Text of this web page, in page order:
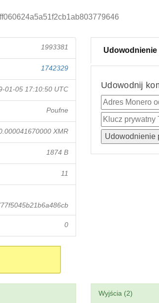
1993381
1742329
01-05 17:10:50 UTC
Poufne
XMR
1874 B
11
0
Udowodnienie
Udowodnij
Wyjścia (2)